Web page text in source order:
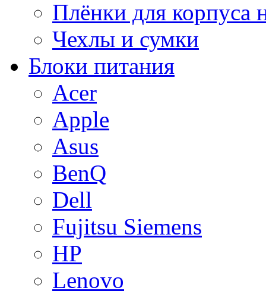
Плёнки для корпуса
Чехлы и сумки
Блоки питания
Acer
Apple
Asus
BenQ
Dell
Fujitsu Siemens
HP
Lenovo